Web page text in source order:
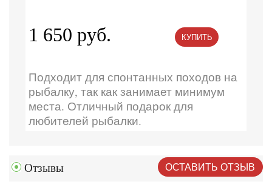
1 650 руб. КУПИТЬ
Подходит для спонтанных походов на
рыбалку, так как занимает минимум
места. Отличный подарок для
любителей рыбалки.
Отзывы ОСТАВИТЬ ОТЗЫВ